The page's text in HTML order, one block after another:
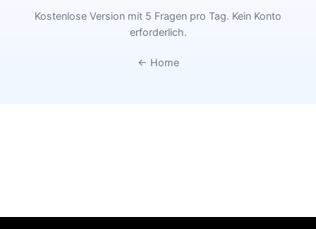
Kostenlose Version mit 5 Fragen pro Tag. Kein Konto
erforderlich.
← Home